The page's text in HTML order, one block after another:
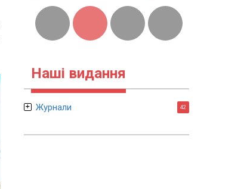
Наші видання
Журнали 42